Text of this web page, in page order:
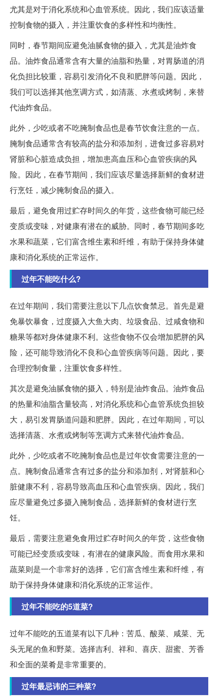
尤其是对于消化系统和心血管系统。因此，我们应该适量
控制食物的摄入，并注重饮食的多样性和均衡性。
同时，春节期间应避免油腻食物的摄入，尤其是油炸食
品。油炸食品通常含有大量的油脂和热量，对胃肠道的消
化负担比较重，容易引发消化不良和肥胖等问题。因此，
我们可以选择其他烹调方式，如清蒸、水煮或烤制，来替
代油炸食品。
此外，少吃或者不吃腌制食品也是春节饮食注意的一点。
腌制食品通常含有较高的盐分和添加剂，进食过多容易对
肾脏和心脏造成负担，增加患高血压和心血管疾病的风
险。因此，在春节期间，我们应该尽量选择新鲜的食材进
行烹饪，减少腌制食品的摄入。
最后，避免食用过贮存时间久的年货，这些食物可能已经
变质或变味，对健康有潜在的威胁。同时，春节期间多吃
水果和蔬菜，它们富含维生素和纤维，有助于保持身体健
康和消化系统的正常运作。
过年不能吃什么?
在过年期间，我们需要注意以下几点饮食禁忌。首先是避
免暴饮暴食，过度摄入大鱼大肉、垃圾食品、过咸食物和
糖果等都对身体健康不利。这些食物不仅会增加肥胖的风
险，还可能导致消化不良和心血管疾病等问题。因此，要
合理控制食量，注重饮食多样性。
其次是避免油腻食物的摄入，特别是油炸食品。油炸食品
的热量和油脂含量较高，对消化系统和心血管系统负担较
大，易引发胃肠道问题和肥胖。因此，在过年期间，可以
选择清蒸、水煮或烤制等烹调方式来替代油炸食品。
此外，少吃或者不吃腌制食品也是过年饮食需要注意的一
点。腌制食品通常含有过多的盐分和添加剂，对肾脏和心
脏健康不利，容易导致高血压和心血管疾病。因此，我们
应尽量避免过多摄入腌制食品，选择新鲜的食材进行烹
饪。
最后，需要注意避免食用过贮存时间久的年货，这些食物
可能已经变质或变味，有潜在的健康风险。而食用水果和
蔬菜则是一个非常好的选择，它们富含维生素和纤维，有
助于保持身体健康和消化系统的正常运作。
过年不能吃的5道菜?
过年不能吃的五道菜有以下几种：苦瓜、酸菜、咸菜、无
头无尾的鱼和野菜。选择吉利、祥和、喜庆、甜蜜、芳香
和全面的菜肴是非常重要的。
过年最忌讳的三种菜?